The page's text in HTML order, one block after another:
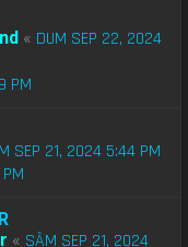
« DUM SEP 22, 2024
PM
SEP 21, 2024 5:44 PM
« SÂM SEP 21, 2024